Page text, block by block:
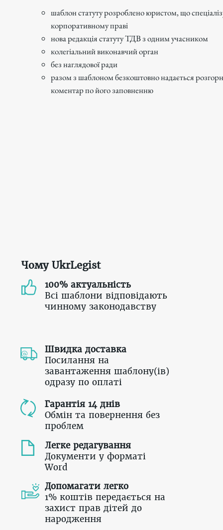
шаблон статуту розроблено юристом, що
корпоративному праві
нова редакція статуту ТДВ з одним учасником
колегіальний виконавчий орган
без наглядової ради
разом з шаблоном безкоштовно надається
коментар по його заповненню
Чому UkrLegist
100% актуальність
Всі шаблони відповідають
чинному законодавству
Швидка доставка
Посилання на
завантаження шаблону(ів)
одразу по оплаті
Гарантія 14 днів
Обмін та повернення без
проблем
Легке редагування
Документи у форматі
Word
Допомагати легко
1% коштів передається на
захист прав дітей до
народження